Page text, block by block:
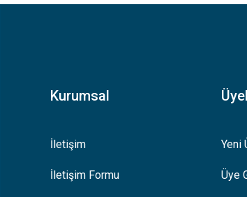
Bu ürüne ilk yorumu siz yapın!
Kurumsal
İletişim
İletişim Formu
Yeni
Üye